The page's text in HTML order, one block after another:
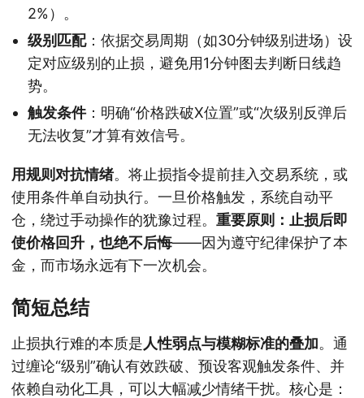
2%）。
级别匹配：依据交易周期（如30分钟级别进场）设
定对应级别的止损，避免用1分钟图去判断日线趋
势。
触发条件：明确“价格跌破X位置”或“次级别反弹后
无法收复”才算有效信号。
用规则对抗情绪。将止损指令提前挂入交易系统，或
使用条件单自动执行。一旦价格触发，系统自动平
仓，绕过手动操作的犹豫过程。 重要原则：止损后即
使价格回升，也绝不后悔——因为遵守纪律保护了本
金，而市场永远有下一次机会。
简短总结
止损执行难的本质是人性弱点与模糊标准的叠加。通
过缠论“级别”确认有效跌破、预设客观触发条件、并
依赖自动化工具，可以大幅减少情绪干扰。核心是：